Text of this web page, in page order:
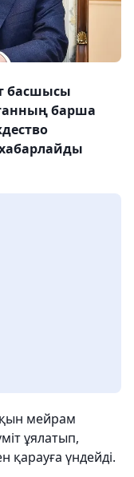
басшысы
барша
мейрам
ұялатып,
қарауға үндейді.